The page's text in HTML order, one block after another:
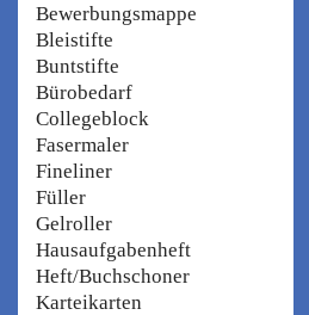
Bewerbungsmappe
Bleistifte
Buntstifte
Bürobedarf
Collegeblock
Fasermaler
Fineliner
Füller
Gelroller
Hausaufgabenheft
Heft/Buchschoner
Karteikarten